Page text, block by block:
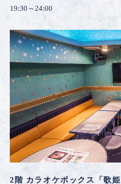
19:30～24:00
2階 カラオケボックス「歌姫